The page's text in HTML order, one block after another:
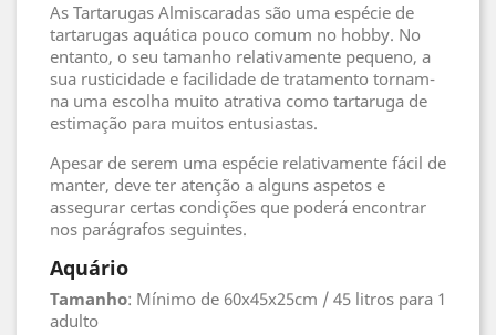
As Tartarugas Almiscaradas são uma espécie de
tartarugas aquática pouco comum no hobby. No
entanto, o seu tamanho relativamente pequeno, a
sua rusticidade e facilidade de tratamento tornam-
na uma escolha muito atrativa como tartaruga de
estimação para muitos entusiastas.
Apesar de serem uma espécie relativamente fácil de
manter, deve ter atenção a alguns aspetos e
assegurar certas condições que poderá encontrar
nos parágrafos seguintes.
Aquário
Tamanho: Mínimo de 60x45x25cm / 45 litros para 1
adulto